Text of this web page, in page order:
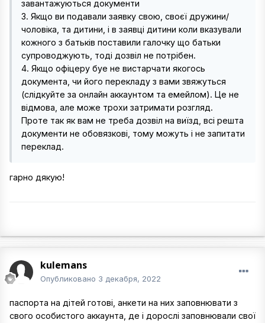
завантажуються документи
3. Якщо ви подавали заявку свою, своєї дружини/
чоловіка, та дитини, і в заявці дитини коли вказували
кожного з батьків поставили галочку що батьки
супроводжують, тоді дозвіл не потрібен.
4. Якщо офіцеру буе не вистарчати якогось
документа, чи його перекладу з вами звяжуться
(слідкуйте за онлайн аккаунтом та емейлом). Це не
відмова, але може трохи затримати розгляд.
Проте так як вам не треба дозвіл на виїзд, всі решта
документи не обовязкові, тому можуть і не запитати
переклад.
гарно дякую!
kulemans
Опубликовано 3 декабря, 2022
паспорта на дітей готові, анкети на них заповнювати з
свого особистого аккаунта, де і дорослі заповнювали свої